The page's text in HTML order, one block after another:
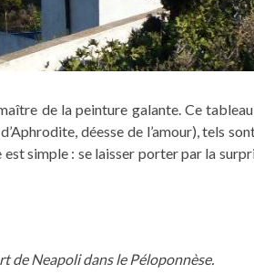
de la peinture galante. Ce
déesse de l’amour), tels
est simple : se laisser porter par la
de Neapoli dans le Péloponnèse.